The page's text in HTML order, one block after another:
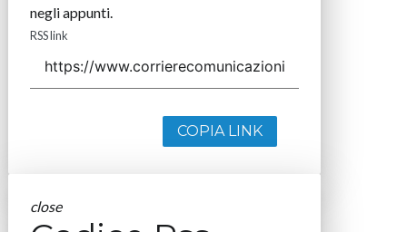
negli appunti.
RSS link
COPIA LINK
close